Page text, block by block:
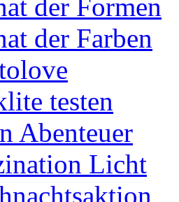
der Formen
der Farben
testen
Abenteuer
Licht